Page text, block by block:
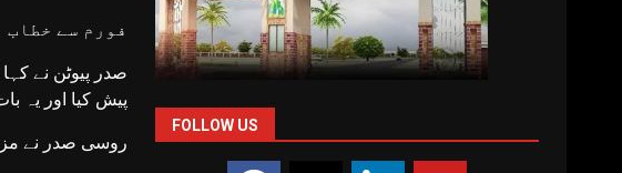
فورم سے
پیش کیا اور یہ
روسی صدر نے
FOLLOW US